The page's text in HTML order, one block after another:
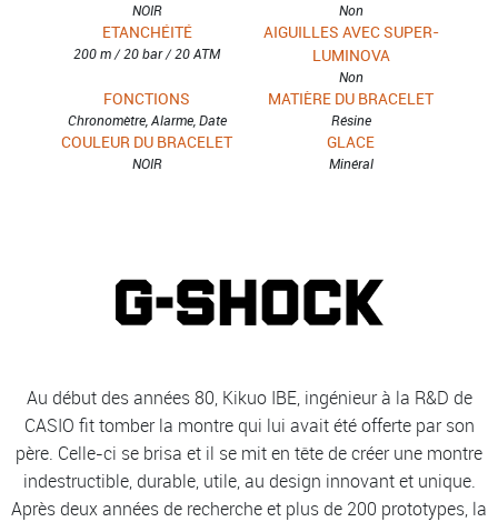
NOIR Non
ETANCHÉITÉ
200 m / 20 bar / 20 ATM
AIGUILLES AVEC SUPER-
LUMINOVA
Non
FONCTIONS
Chronomètre, Alarme, Date
MATIÈRE DU BRACELET
Résine
COULEUR DU BRACELET
NOIR
GLACE
Minéral
Au début des années 80, Kikuo IBE, ingénieur à la R&D de
CASIO fit tomber la montre qui lui avait été offerte par son
père. Celle-ci se brisa et il se mit en tête de créer une montre
indestructible, durable, utile, au design innovant et unique.
Après deux années de recherche et plus de 200 prototypes, la